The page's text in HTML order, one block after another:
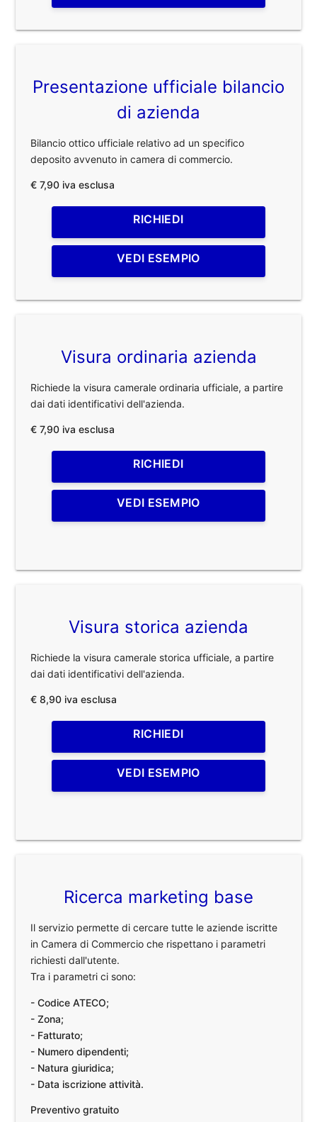
Presentazione ufficiale bilancio
di azienda
Bilancio ottico ufficiale relativo ad un specifico
deposito avvenuto in camera di commercio.
€ 7,90 iva esclusa
RICHIEDI
VEDI ESEMPIO
Visura ordinaria azienda
Richiede la visura camerale ordinaria ufficiale, a partire
dai dati identificativi dell'azienda.
€ 7,90 iva esclusa
RICHIEDI
VEDI ESEMPIO
Visura storica azienda
Richiede la visura camerale storica ufficiale, a partire
dai dati identificativi dell'azienda.
€ 8,90 iva esclusa
RICHIEDI
VEDI ESEMPIO
Ricerca marketing base
Il servizio permette di cercare tutte le aziende iscritte
in Camera di Commercio che rispettano i parametri
richiesti dall'utente.
Tra i parametri ci sono:
- Codice ATECO;
- Zona;
- Fatturato;
- Numero dipendenti;
- Natura giuridica;
- Data iscrizione attività.
Preventivo gratuito